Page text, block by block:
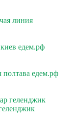
линия
киев едем.рф
полтава едем.рф
геленджик